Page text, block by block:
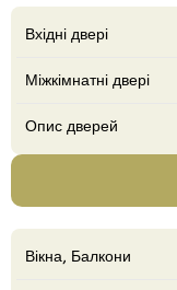
Вхідні двері
Міжкімнатні двері
Опис дверей
Вікна, Балкони